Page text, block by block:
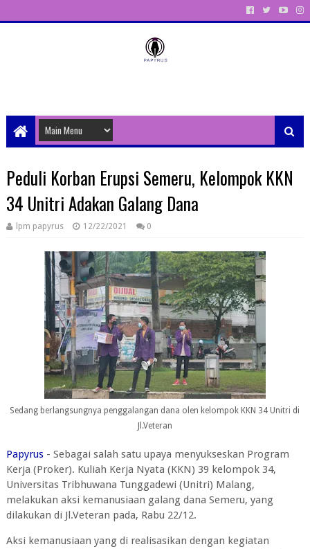
Peduli Korban Erupsi Semeru, Kelompok KKN
34 Unitri Adakan Galang Dana
lpm papyrus 12/22/2021 0
Sedang berlangsungnya penggalangan dana olen kelompok KKN 34 Unitri di
Jl.Veteran
Papyrus - Sebagai salah satu upaya menyukseskan Program
Kerja (Proker). Kuliah Kerja Nyata (KKN) 39 kelompok 34,
Universitas Tribhuwana Tunggadewi (Unitri) Malang,
melakukan aksi kemanusiaan galang dana Semeru, yang
dilakukan di Jl.Veteran pada, Rabu 22/12.
Aksi kemanusiaan yang di realisasikan dengan kegiatan